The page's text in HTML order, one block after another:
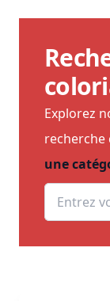
Explorez
recherche
une